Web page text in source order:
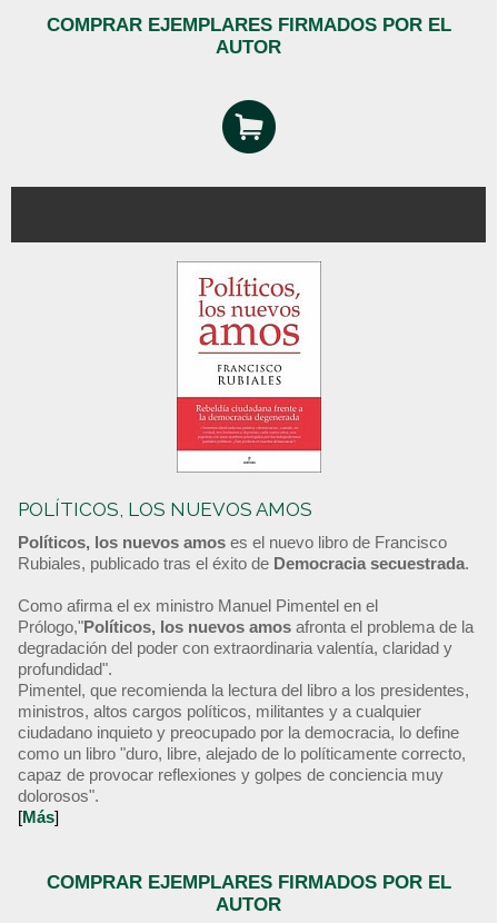
COMPRAR EJEMPLARES FIRMADOS POR EL
AUTOR
POLÍTICOS, LOS NUEVOS AMOS
Políticos, los nuevos amos es el nuevo libro de Francisco
Rubiales, publicado tras el éxito de Democracia secuestrada.
Como afirma el ex ministro Manuel Pimentel en el
Prólogo,"Políticos, los nuevos amos afronta el problema de la
degradación del poder con extraordinaria valentía, claridad y
profundidad".
Pimentel, que recomienda la lectura del libro a los presidentes,
ministros, altos cargos políticos, militantes y a cualquier
ciudadano inquieto y preocupado por la democracia, lo define
como un libro "duro, libre, alejado de lo políticamente correcto,
capaz de provocar reflexiones y golpes de conciencia muy
dolorosos".
[Más]
COMPRAR EJEMPLARES FIRMADOS POR EL
AUTOR